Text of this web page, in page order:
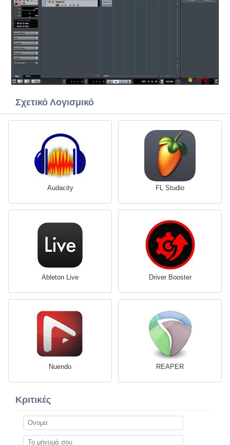
Σχετικό Λογισμικό
Audacity FL Studio
Ableton Live Driver Booster
Nuendo REAPER
Κριτικές